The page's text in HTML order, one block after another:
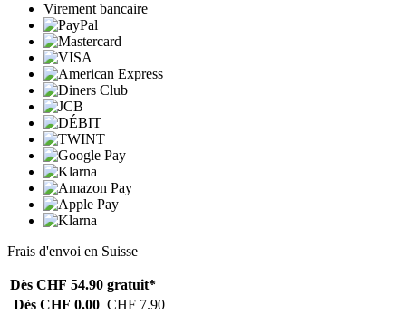
Virement bancaire
Frais d'envoi en Suisse
Dès CHF 54.90 gratuit*
Dès CHF 0.00 CHF 7.90